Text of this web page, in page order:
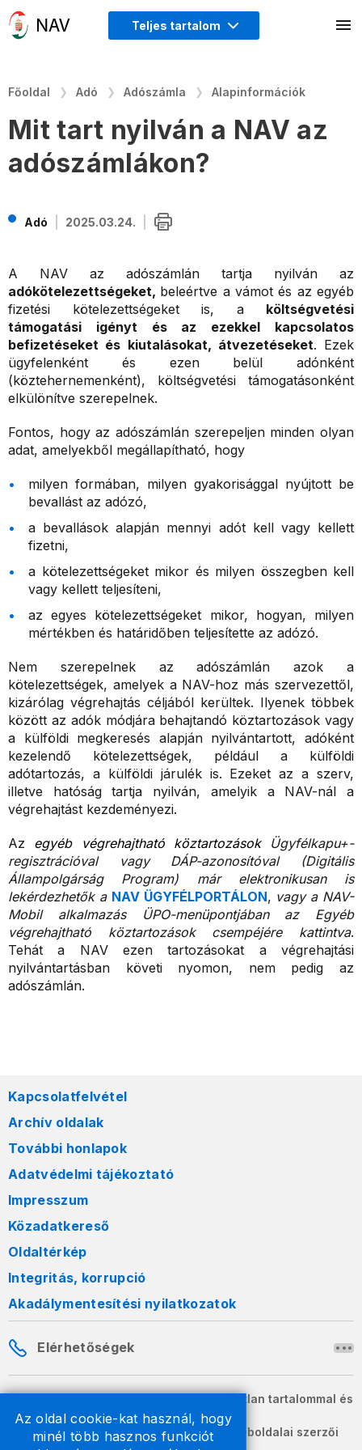
Az oldal cookie-kat használ, hogy
minél több hasznos funkciót
Teljes tartalom
Főoldal Adó Adószámla Alapinformációk
Mit tart nyilván a NAV az
adószámlákon?
Adó 2025.03.24.
A NAV az adószámlán tartja nyilván az
adókötelezettségeket, beleértve a vámot és az egyéb
fizetési kötelezettségeket is, a költségvetési
támogatási igényt és az ezekkel kapcsolatos
befizetéseket és kiutalásokat, átvezetéseket. Ezek
ügyfelenként és ezen belül adónként
(köztehernemenként), költségvetési támogatásonként
elkülönítve szerepelnek.
Fontos, hogy az adószámlán szerepeljen minden olyan
adat, amelyekből megállapítható, hogy
milyen formában, milyen gyakorisággal nyújtott be
bevallást az adózó,
a bevallások alapján mennyi adót kell vagy kellett
fizetni,
a kötelezettségeket mikor és milyen összegben kell
vagy kellett teljesíteni,
az egyes kötelezettségeket mikor, hogyan, milyen
mértékben és határidőben teljesítette az adózó.
Nem szerepelnek az adószámlán azok a
kötelezettségek, amelyek a NAV-hoz más szervezettől,
kizárólag végrehajtás céljából kerültek. Ilyenek többek
között az adók módjára behajtandó köztartozások vagy
a külföldi megkeresés alapján nyilvántartott, adóként
kezelendő kötelezettségek, például a külföldi
adótartozás, a külföldi járulék is. Ezeket az a szerv,
illetve hatóság tartja nyilván, amelyik a NAV-nál a
végrehajtást kezdeményezi.
Az egyéb végrehajtható köztartozások Ügyfélkapu+-
regisztrációval vagy DÁP-azonosítóval (Digitális
Állampolgárság Program) már elektronikusan is
lekérdezhetők a NAV ÜGYFÉLPORTÁLON, vagy a NAV-
Mobil alkalmazás ÜPO-menüpontjában az Egyéb
végrehajtható köztartozások csempéjére kattintva.
Tehát a NAV ezen tartozásokat a végrehajtási
nyilvántartásban követi nyomon, nem pedig az
adószámlán.
Kapcsolatfelvétel
Archív oldalak
További honlapok
Adatvédelmi tájékoztató
Impresszum
Közadatkereső
Oldaltérkép
Integritás, korrupció
Akadálymentesítési nyilatkozatok
Elérhetőségek
A honlapon szereplő információk változatlan tartalommal és
formában szabadon terjeszthetők.
2026 © A Nemzeti Adó- és Vámhivatal weboldalai szerzői
jogvédelem alatt állnak.